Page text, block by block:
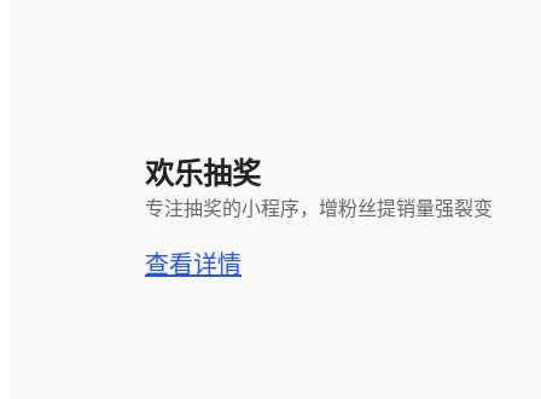
欢乐抽奖
专注抽奖的小程序，增粉丝提销量强裂变
查看详情